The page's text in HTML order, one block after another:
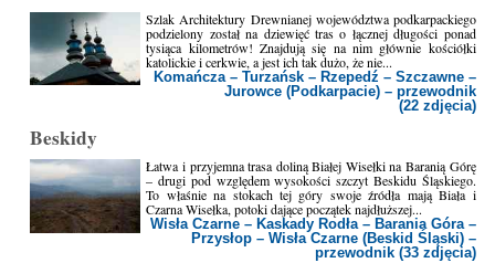
Szlak Architektury Drewnianej województwa podkarpackiego
podzielony został na dziewięć tras o łącznej długości ponad
tysiąca kilometrów! Znajdują się na nim głównie kościółki
katolickie i cerkwie, a jest ich tak dużo, że nie...
Komańcza – Turzańsk – Rzepedź – Szczawne –
Jurowce (Podkarpacie) – przewodnik
(22 zdjęcia)
Beskidy
Łatwa i przyjemna trasa doliną Białej Wisełki na Baranią Górę
– drugi pod względem wysokości szczyt Beskidu Śląskiego.
To właśnie na stokach tej góry swoje źródła mają Biała i
Czarna Wisełka, potoki dające początek najdłuższej...
Wisła Czarne – Kaskady Rodła – Barania Góra –
Przysłop – Wisła Czarne (Beskid Śląski) –
przewodnik (33 zdjęcia)